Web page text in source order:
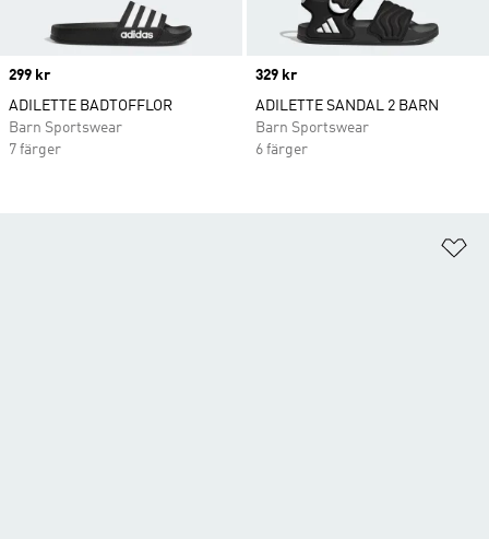
Price
299 kr
ADILETTE BADTOFFLOR
Barn Sportswear
7 färger
Price
329 kr
ADILETTE SANDAL 2 BARN
Barn Sportswear
6 färger